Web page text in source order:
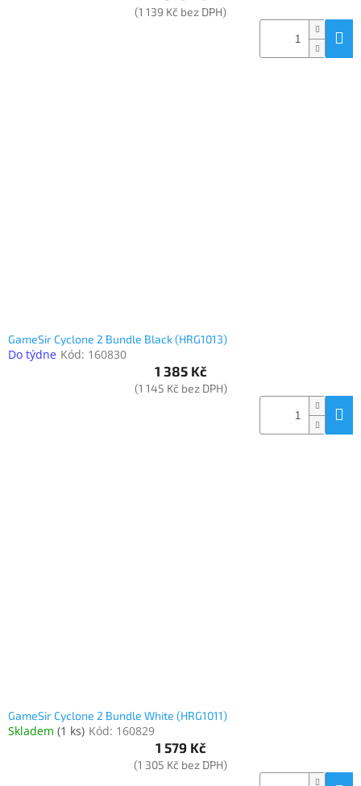
(1 139 Kč bez DPH)
GameSir Cyclone 2 Bundle Black (HRG1013)
Do týdne Kód: 160830
1 385 Kč
(1 145 Kč bez DPH)
GameSir Cyclone 2 Bundle White (HRG1011)
Skladem (1 ks) Kód: 160829
1 579 Kč
(1 305 Kč bez DPH)